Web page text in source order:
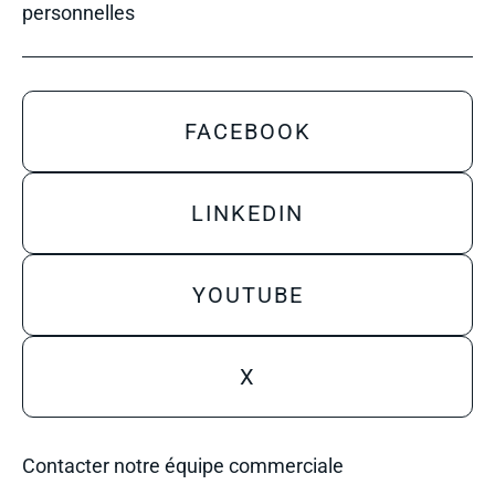
personnelles
FACEBOOK
LINKEDIN
YOUTUBE
X
Contacter notre équipe commerciale